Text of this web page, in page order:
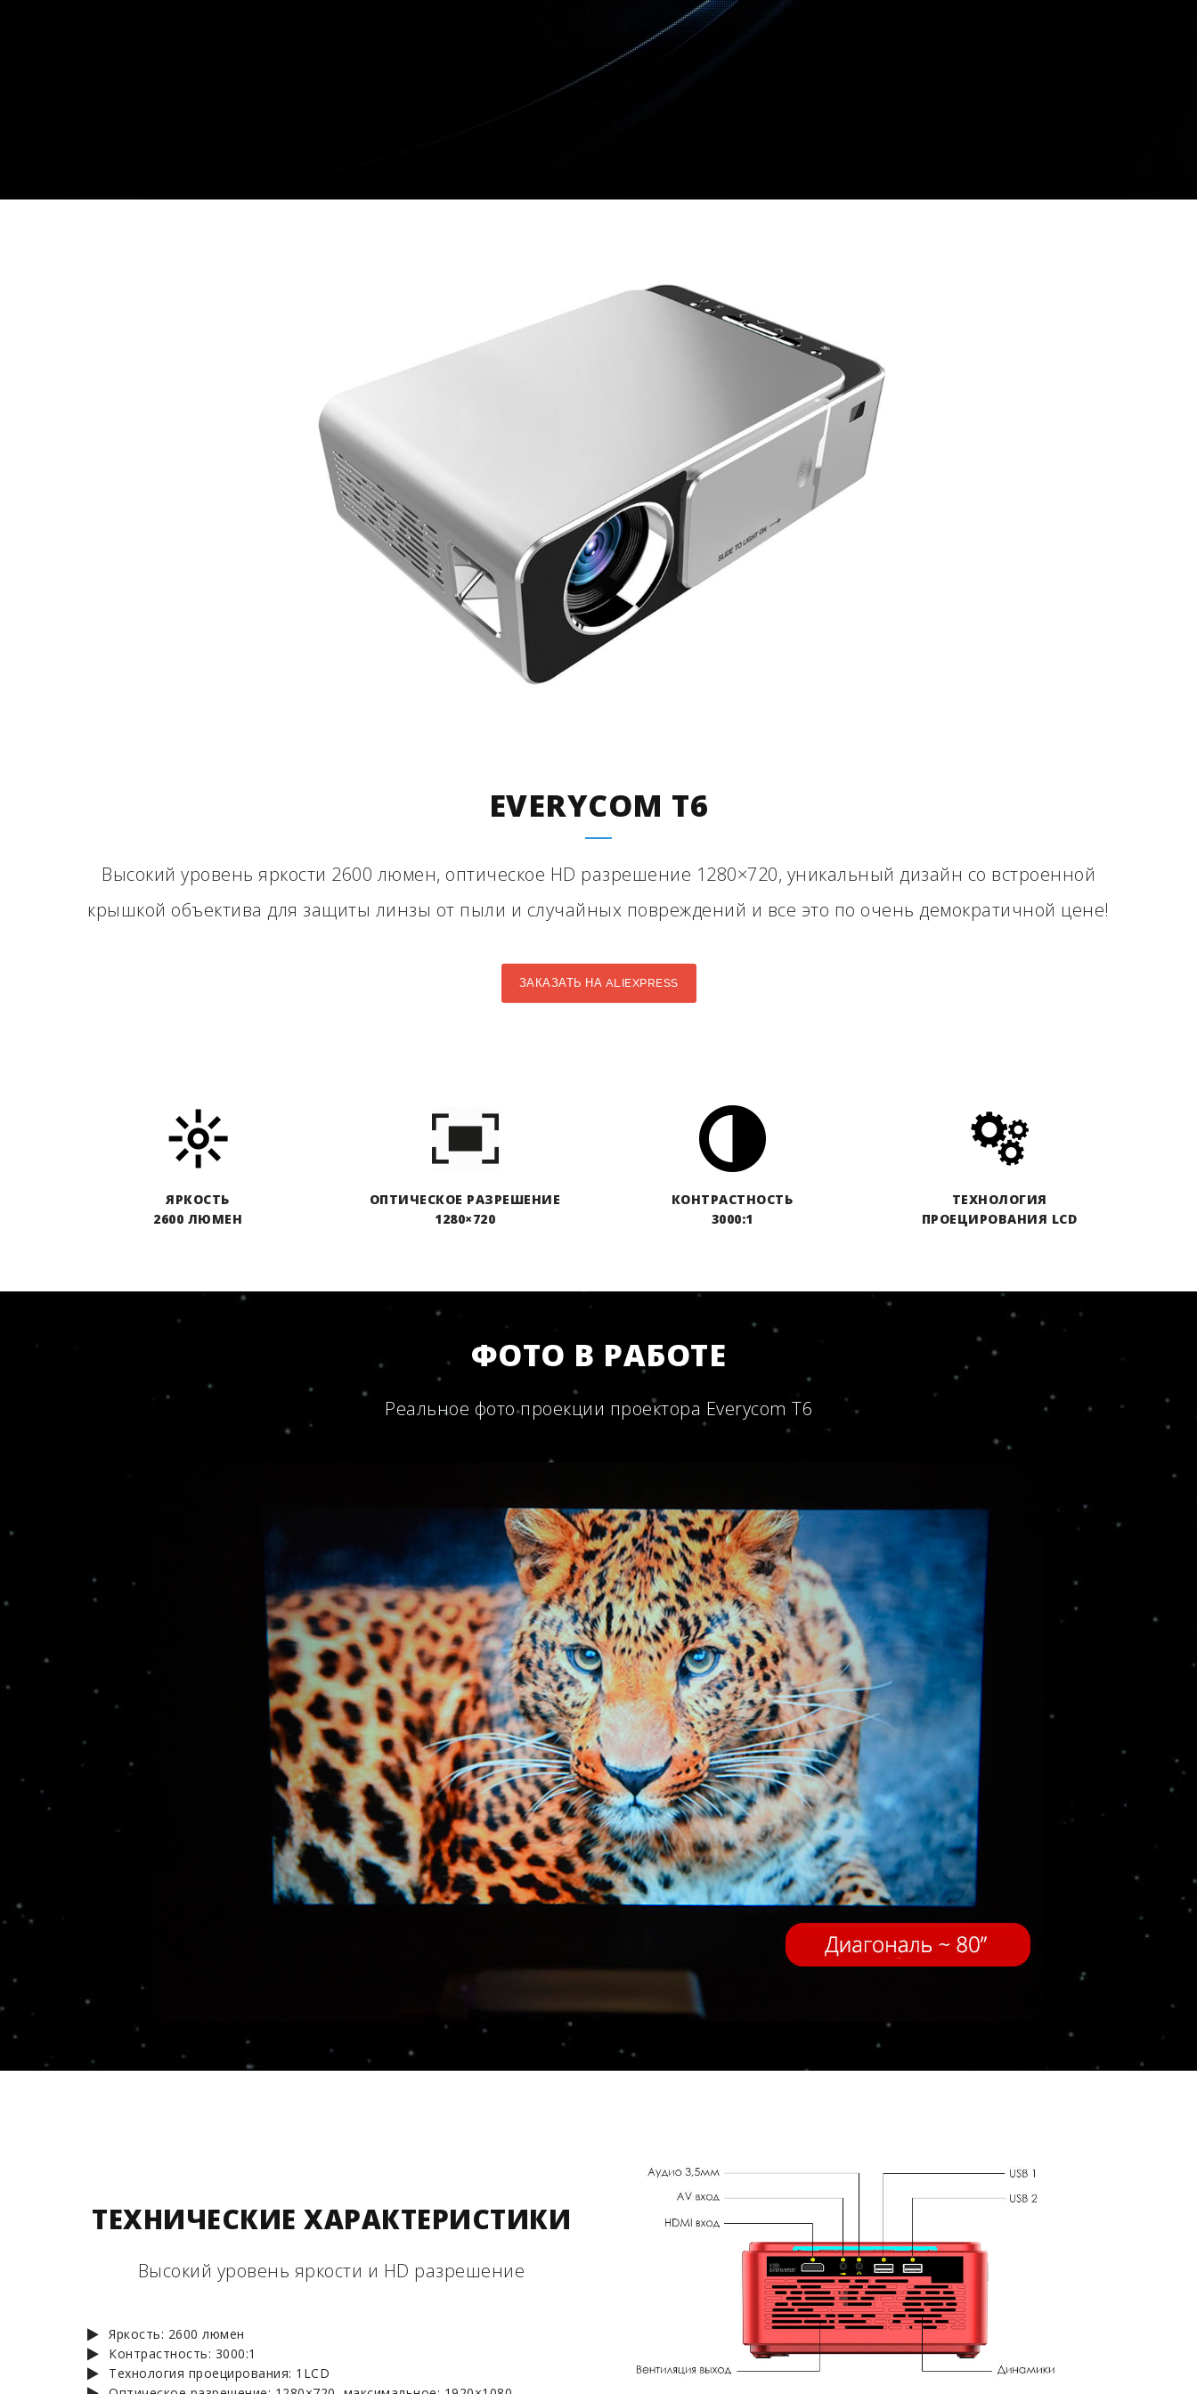
EVERYCOM T6
Высокий уровень яркости 2600 люмен, оптическое HD разрешение 1280×720, уникальный дизайн со встроенной
крышкой объектива для защиты линзы от пыли и случайных повреждений и все это по очень демократичной цене!
ЗАКАЗАТЬ НА ALIEXPRESS
ЯРКОСТЬ
2600 ЛЮМЕН
ОПТИЧЕСКОЕ РАЗРЕШЕНИЕ
1280×720
КОНТРАСТНОСТЬ
3000:1
ТЕХНОЛОГИЯ
ПРОЕЦИРОВАНИЯ LCD
ФОТО В РАБОТЕ
Реальное фото проекции проектора Everycom T6
ТЕХНИЧЕСКИЕ ХАРАКТЕРИСТИКИ
Высокий уровень яркости и HD разрешение
Яркость: 2600 люмен
Контрастность: 3000:1
Технология проецирования: 1LCD